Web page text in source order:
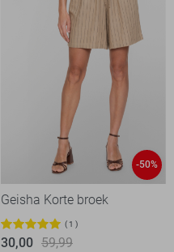
-50%
Geisha Korte broek
1
30,00 59,99